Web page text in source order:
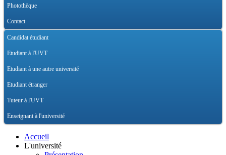
Photothèque
Contact
Candidat étudiant
Etudiant à l'UVT
Etudiant à une autre université
Etudiant étranger
Tuteur à l'UVT
Enseignant à l'université
Accueil
L'université